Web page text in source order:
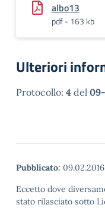
albo13
pdf - 163 kb
Ulteriori
Protocollo: 4 del
Pubblicato: 09.02.2016
Eccetto dove
stato rilasciato sotto